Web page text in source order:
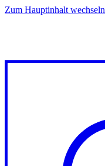
Zum Hauptinhalt wechseln